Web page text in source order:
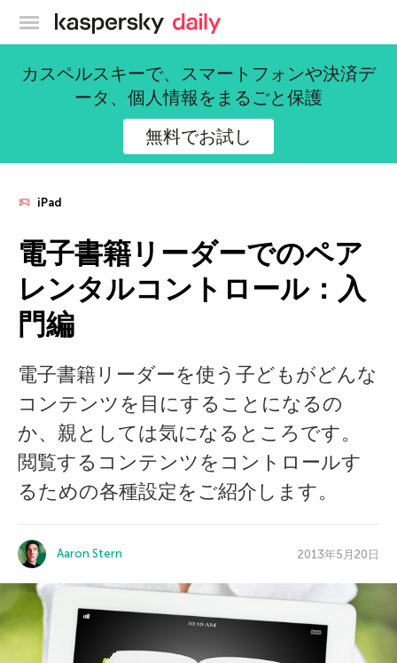
カスペルスキー公式ブログ
カスペルスキーで、スマートフォンや決済デ
ータ、個人情報をまるごと保護
無料でお試し
iPad
電子書籍リーダーでのペア
レンタルコントロール：入
門編
電子書籍リーダーを使う子どもがどんな
コンテンツを目にすることになるの
か、親としては気になるところです。
閲覧するコンテンツをコントロールす
るための各種設定をご紹介します。
Aaron Stern 2013年5月20日